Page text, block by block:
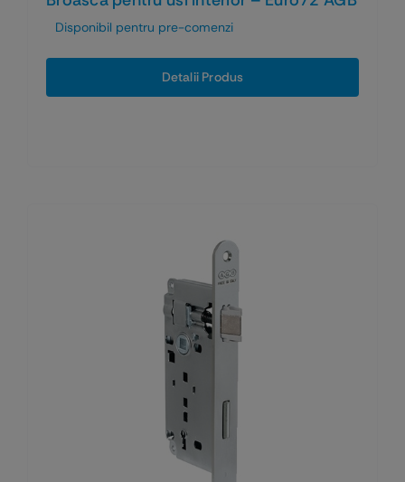
Disponibil pentru pre-comenzi
Detalii Produs